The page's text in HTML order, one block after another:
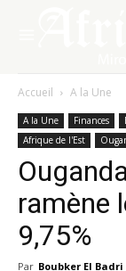
Accueil A la Une
A la Une Finances
Afrique de l'Est
ramène
9,75%
Par Boubker El Badri